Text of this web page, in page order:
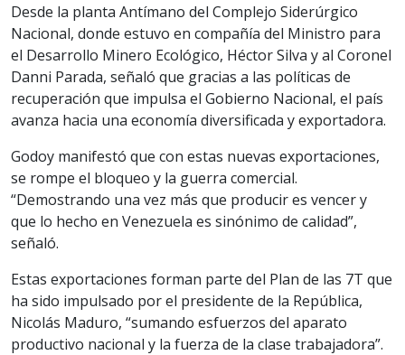
Desde la planta Antímano del Complejo Siderúrgico
Nacional, donde estuvo en compañía del Ministro para
el Desarrollo Minero Ecológico, Héctor Silva y al Coronel
Danni Parada, señaló que gracias a las políticas de
recuperación que impulsa el Gobierno Nacional, el país
avanza hacia una economía diversificada y exportadora.
Godoy manifestó que con estas nuevas exportaciones,
se rompe el bloqueo y la guerra comercial.
“Demostrando una vez más que producir es vencer y
que lo hecho en Venezuela es sinónimo de calidad”,
señaló.
Estas exportaciones forman parte del Plan de las 7T que
ha sido impulsado por el presidente de la República,
Nicolás Maduro, “sumando esfuerzos del aparato
productivo nacional y la fuerza de la clase trabajadora”.